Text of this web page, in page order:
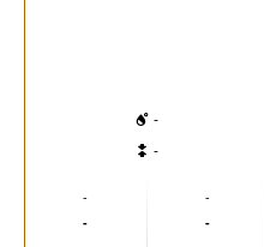
-
-
-
-
-
-